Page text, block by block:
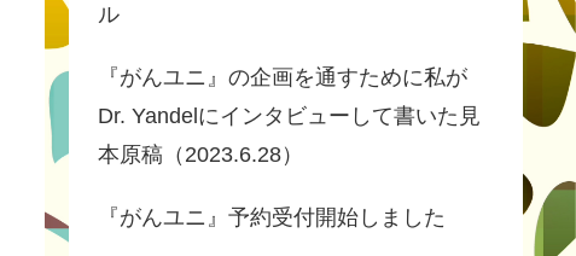
ル
『がんユニ』の企画を通すために私が
Dr. Yandelにインタビューして書いた見
本原稿（2023.6.28）
『がんユニ』予約受付開始しました